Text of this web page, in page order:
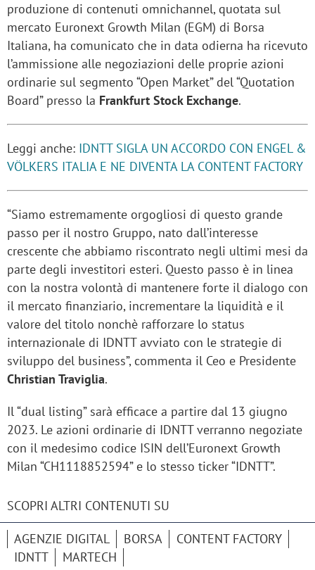
produzione di contenuti omnichannel, quotata sul
mercato Euronext Growth Milan (EGM) di Borsa
Italiana, ha comunicato che in data odierna ha ricevuto
l’ammissione alle negoziazioni delle proprie azioni
ordinarie sul segmento “Open Market” del “Quotation
Board” presso la Frankfurt Stock Exchange.
Leggi anche: IDNTT SIGLA UN ACCORDO CON ENGEL &
VÖLKERS ITALIA E NE DIVENTA LA CONTENT FACTORY
“Siamo estremamente orgogliosi di questo grande
passo per il nostro Gruppo, nato dall’interesse
crescente che abbiamo riscontrato negli ultimi mesi da
parte degli investitori esteri. Questo passo è in linea
con la nostra volontà di mantenere forte il dialogo con
il mercato finanziario, incrementare la liquidità e il
valore del titolo nonchè rafforzare lo status
internazionale di IDNTT avviato con le strategie di
sviluppo del business”, commenta il Ceo e Presidente
Christian Traviglia.
Il “dual listing” sarà efficace a partire dal 13 giugno
2023. Le azioni ordinarie di IDNTT verranno negoziate
con il medesimo codice ISIN dell’Euronext Growth
Milan “CH1118852594” e lo stesso ticker “IDNTT”.
SCOPRI ALTRI CONTENUTI SU
AGENZIE DIGITAL BORSA
CONTENT FACTORY
IDNTT
MARTECH